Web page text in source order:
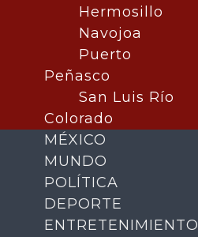
Hermosillo
Navojoa
Puerto
Peñasco
San Luis Río
Colorado
MÉXICO
MUNDO
POLÍTICA
DEPORTE
ENTRETENIMIENTO